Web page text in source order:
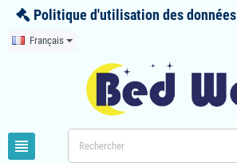
Politique d'utilisation des données
Français
view_headline